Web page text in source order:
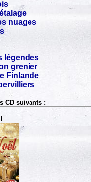
nuages
légendes
grenier
Finlande
CD suivants :